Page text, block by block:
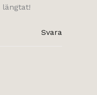
Svara